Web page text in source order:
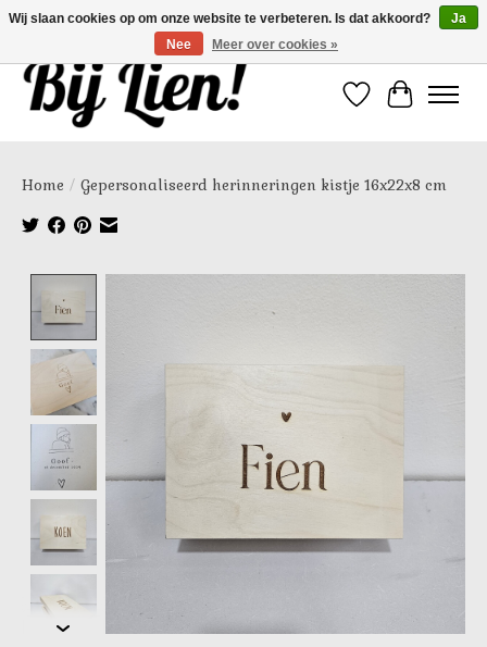
Verlanglijst
Home / Gepersonaliseerd herinneringen kistje 16x22x8 cm
Wij slaan cookies op om onze website te verbeteren. Is dat akkoord?
Ja
Nee
Meer over cookies »